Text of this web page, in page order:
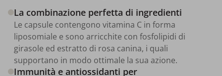
La combinazione perfetta di ingredienti
Le capsule contengono vitamina C in forma
liposomiale e sono arricchite con fosfolipidi di
girasole ed estratto di rosa canina, i quali
supportano in modo ottimale la sua azione.
Immunità e antiossidanti per